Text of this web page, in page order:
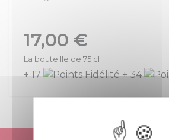
Prix
17,00 €
La bouteille de 75 cl
+ 17 + 34